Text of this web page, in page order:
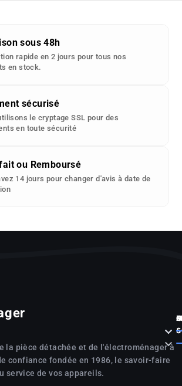
sous 48h
rapide en 2 jours pour tous nos
en stock.
sécurisé
le cryptage SSL pour des
en toute sécurité
ou Remboursé
14 jours pour changer d'avis à date de
la pièce détachée et de l'électroménager à
confiance fondée en 1986, le savoir-faire
service de vos appareils.



